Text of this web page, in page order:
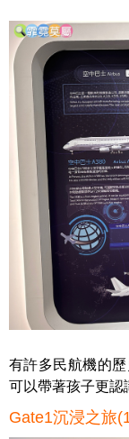
有許多民航機的
可以帶著孩子更認
Gate1沉浸之旅